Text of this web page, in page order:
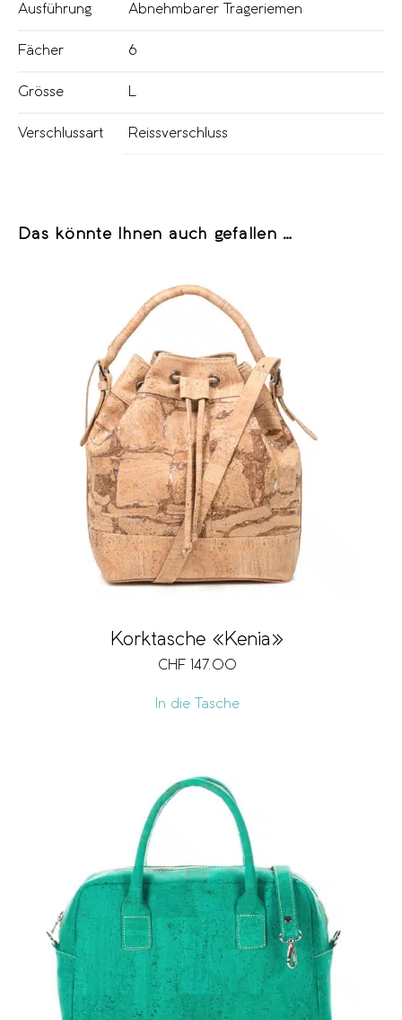
Ausführung Abnehmbarer Trageriemen
Fächer 6
Grösse L
Verschlussart Reissverschluss
Das könnte Ihnen auch gefallen …
Korktasche «Kenia»
CHF 147.00
In die Tasche